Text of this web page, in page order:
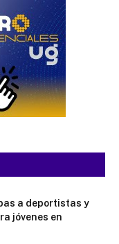
a deportistas y
jóvenes en